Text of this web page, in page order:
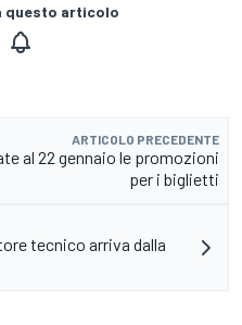
questo articolo
ARTICOLO PRECEDENTE
al 22 gennaio le promozioni
per i biglietti
tecnico arriva dalla